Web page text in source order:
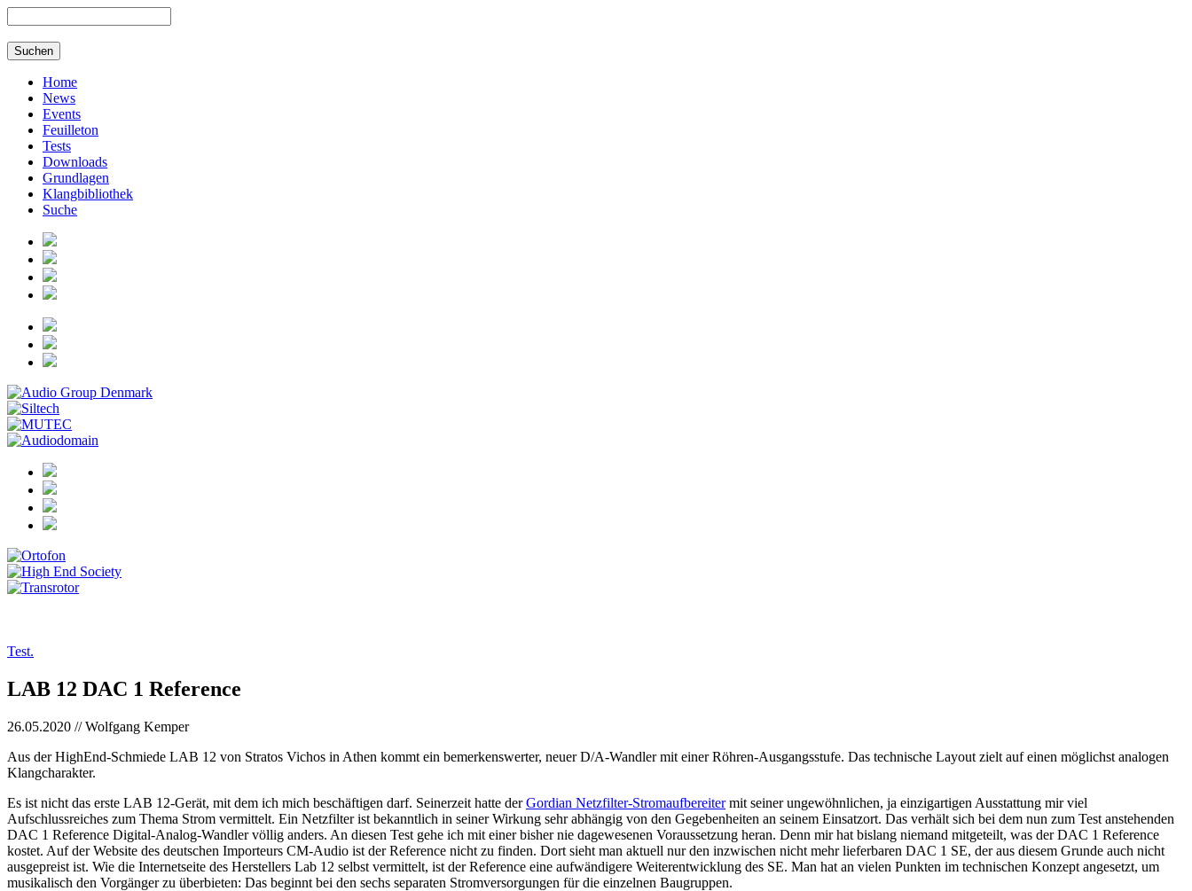
Home
News
Events
Feuilleton
Tests
Downloads
Grundlagen
Klangbibliothek
Suche
Test.
LAB 12 DAC 1 Reference
26.05.2020 // Wolfgang Kemper
Aus der HighEnd-Schmiede LAB 12 von Stratos Vichos in Athen kommt ein bemerkenswerter, neuer D/A-Wandler mit einer Röhren-Ausgangsstufe. Das technische Layout zielt auf einen möglichst analogen
Klangcharakter.
Es ist nicht das erste LAB 12-Gerät, mit dem ich mich beschäftigen darf. Seinerzeit hatte derGordian Netzfilter-Stromaufbereitermit seiner ungewöhnlichen, ja einzigartigen Ausstattung mir viel
Aufschlussreiches zum Thema Strom vermittelt. Ein Netzfilter ist bekanntlich in seiner Wirkung sehr abhängig von den Gegebenheiten an seinem Einsatzort. Das verhält sich bei dem nun zum Test anstehenden
DAC 1 Reference Digital-Analog-Wandler völlig anders. An diesen Test gehe ich mit einer bisher nie dagewesenen Voraussetzung heran. Denn mir hat bislang niemand mitgeteilt, was der DAC 1 Reference
kostet. Auf der Website des deutschen Importeurs CM-Audio ist der Reference nicht zu finden. Dort sieht man aktuell nur den inzwischen nicht mehr lieferbaren DAC 1 SE, der aus diesem Grunde auch nicht
ausgepreist ist. Wie die Internetseite des Herstellers Lab 12 selbst vermittelt, ist der Reference eine aufwändigere Weiterentwicklung des SE. Man hat an vielen Punkten im technischen Konzept angesetzt, um
musikalisch den Vorgänger zu überbieten: Das beginnt bei den sechs separaten Stromversorgungen für die einzelnen Baugruppen.